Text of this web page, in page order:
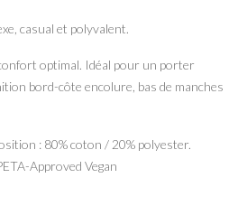
casual et polyvalent.
optimal. Idéal pour un porter
bord-côte encolure, bas de manches
: 80% coton / 20% polyester.
Approved Vegan